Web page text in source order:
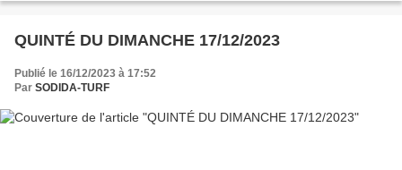
QUINTÉ DU DIMANCHE 17/12/2023
Publié le 16/12/2023 à 17:52
Par SODIDA-TURF